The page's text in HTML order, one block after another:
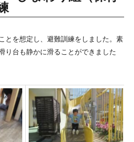
とを想定し、避難訓練をしました。素
り台も静かに滑ることができました